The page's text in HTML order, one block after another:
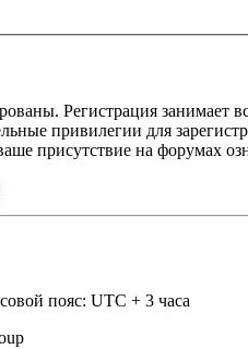
Регистрация занимает
привилегии для
присутствие на форумах
пояс: UTC + 3 часа